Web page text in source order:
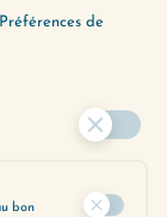
en